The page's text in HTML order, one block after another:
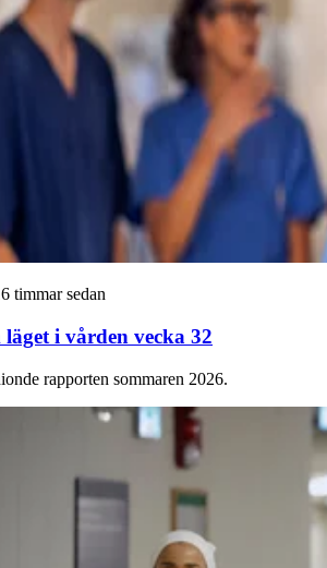
timmar sedan
i vården vecka 32
rapporten sommaren 2026.